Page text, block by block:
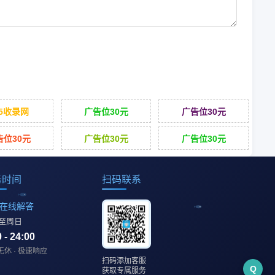
收录网 广告位30元 广告位30元
位30元 广告位30元 广告位30元
Q
间
线解答
周日
- 24:00
休 · 极速响应
扫码联系
扫码添加客服
获取专属服务